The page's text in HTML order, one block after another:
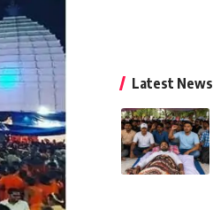
Latest News